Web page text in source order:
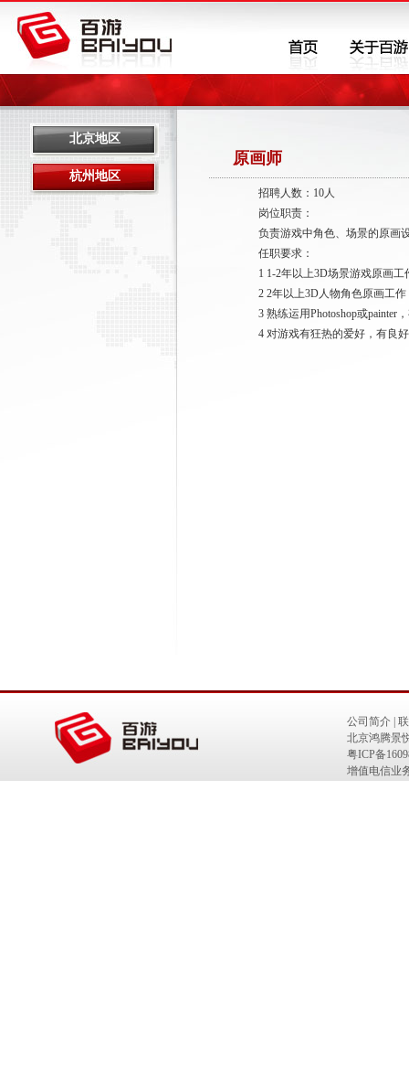
北京地区
杭州地区
原画师
招聘人数：10人
岗位职责：
负责游戏中角色、场景的原画
任职要求：
1 1-2年以上3D场景游戏原画工
2 2年以上3D人物角色原画工作
3 熟练运用Photoshop或painter
4 对游戏有狂热的爱好，有良好
公司简介
北京鸿腾景
粤ICP备
增值电信业